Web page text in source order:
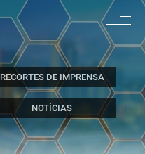
RECORTES DE IMPRENSA
NOTÍCIAS